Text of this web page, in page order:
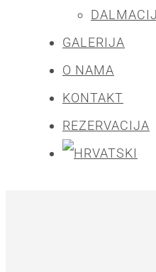
GALERIJA
O NAMA
KONTAKT
REZERVACIJA